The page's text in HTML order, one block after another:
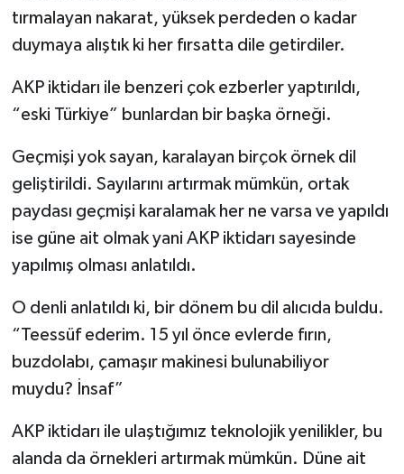
tırmalayan nakarat, yüksek perdeden o kadar
duymaya alıştık ki her fırsatta dile getirdiler.
AKP iktidarı ile benzeri çok ezberler yaptırıldı,
“eski Türkiye” bunlardan bir başka örneği.
Geçmişi yok sayan, karalayan birçok örnek dil
geliştirildi. Sayılarını artırmak mümkün, ortak
paydası geçmişi karalamak her ne varsa ve yapıldı
ise güne ait olmak yani AKP iktidarı sayesinde
yapılmış olması anlatıldı.
O denli anlatıldı ki, bir dönem bu dil alıcıda buldu.
“Teessüf ederim. 15 yıl önce evlerde fırın,
buzdolabı, çamaşır makinesi bulunabiliyor
muydu? İnsaf”
AKP iktidarı ile ulaştığımız teknolojik yenilikler, bu
alanda da örnekleri artırmak mümkün. Düne ait